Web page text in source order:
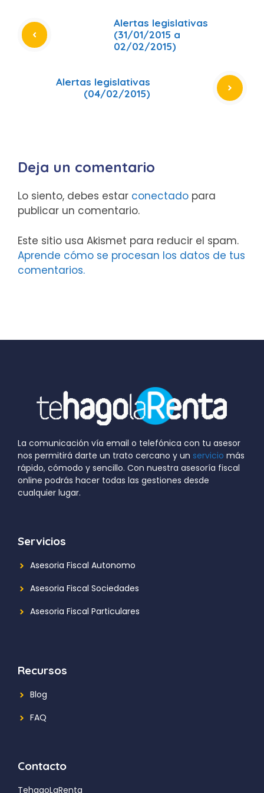
Alertas legislativas
(31/01/2015 a
02/02/2015)
Alertas legislativas
(04/02/2015)
Deja un comentario
Lo siento, debes estar conectado para
publicar un comentario.
Este sitio usa Akismet para reducir el spam.
Aprende cómo se procesan los datos de tus
comentarios.
La comunicación vía email o telefónica con tu asesor
nos permitirá darte un trato cercano y un servicio más
rápido, cómodo y sencillo. Con nuestra asesoría fiscal
online podrás hacer todas las gestiones desde
cualquier lugar.
Servicios
Asesoria Fiscal Autonomo
Asesoria Fiscal Sociedades
Asesoria Fiscal Particulares
Recursos
Blog
FAQ
Contacto
TehagoLaRenta